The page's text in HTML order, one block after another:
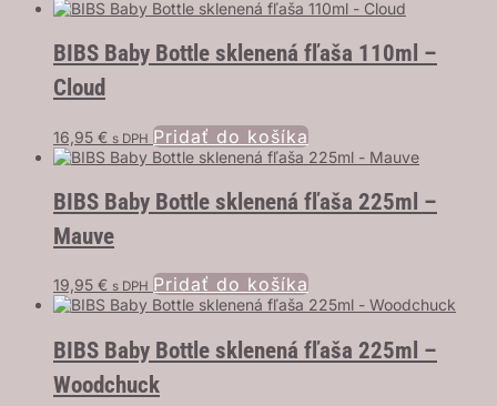
BIBS Baby Bottle sklenená fľaša 110ml –
Cloud
16,95 € s DPH Pridať do košíka
BIBS Baby Bottle sklenená fľaša 225ml –
Mauve
19,95 € s DPH Pridať do košíka
BIBS Baby Bottle sklenená fľaša 225ml –
Woodchuck